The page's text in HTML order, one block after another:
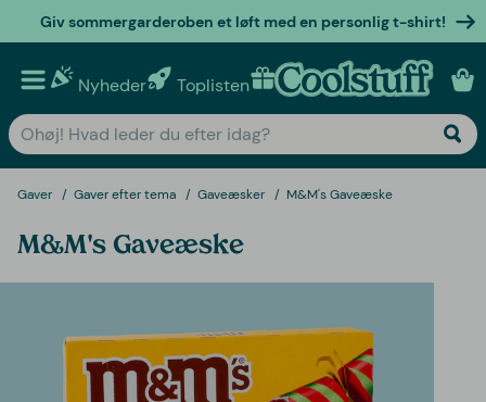
Giv sommergarderoben et løft med en personlig t-shirt!
Nyheder Toplisten Personlige gaver
Gaver Gaver efter tema Gaveæsker M&M's Gaveæske
M&M's Gaveæske